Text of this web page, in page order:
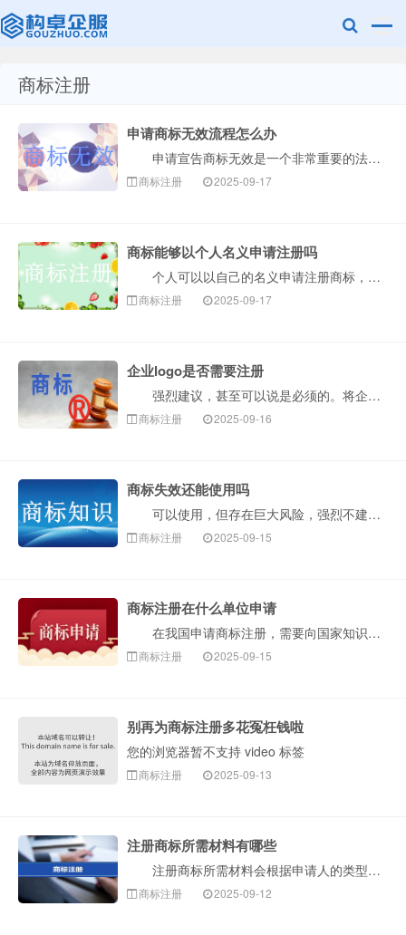
产网
商标注册
申请商标无效流程怎么办
申请宣告商标无效是一个非常重要的法律程序，通常用于撤销一个您认为已经注册但不符合商标法规定的商标。整个流程可以概括为以下几个核心阶段，构卓企服为您···
商标注册 2025-09-17
商标能够以个人名义申请注册吗
个人可以以自己的名义申请注册商标，但这并不是毫无条件的。个人申请商标需要满足一定的法律规定，核心在于证明申请商标是用于生产经营活动，而不仅仅是出于···
商标注册 2025-09-17
企业logo是否需要注册
强烈建议，甚至可以说是必须的。将企业Logo注册为商标，是企业保护自身品牌资产最核心、最有效的一步。下面构卓企服为您详细解释为什么、如何做以及注意···
商标注册 2025-09-16
商标失效还能使用吗
可以使用，但存在巨大风险，强烈不建议这样做。“商标失效”意味着它不再享受商标法的专用权保护。然而，这并不等于这个标识就可以被任何人安全无忧地使用了···
商标注册 2025-09-15
商标注册在什么单位申请
在我国申请商标注册，需要向国家知识产权局（简称国知局，CNIPA）提出申请。国家知识产权局商标局是具体负责商标注册与管理工作的部门。构卓企服为您介···
商标注册 2025-09-15
别再为商标注册多花冤枉钱啦
您的浏览器暂不支持 video 标签
商标注册 2025-09-13
注册商标所需材料有哪些
注册商标所需材料会根据申请人的类型（公司或个人）有所不同。以下是构卓企服整理的详细清单和说明，您可以对照准备。 一、核心必备材料 1.商标图样···
商标注册 2025-09-12